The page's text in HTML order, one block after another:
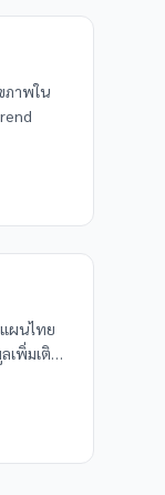
ภาพใน
ผนไทย
เพิ่มเติม